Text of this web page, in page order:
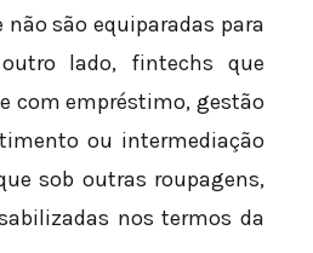
são equiparadas para
lado, fintechs que
com empréstimo, gestão
ou intermediação
sob outras roupagens,
nos termos da